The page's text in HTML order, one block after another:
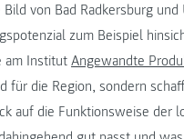
von Bad Radkersburg
zum Beispiel
am Institut Angewandte
für die Region, sondern
auf die Funktionsweise der